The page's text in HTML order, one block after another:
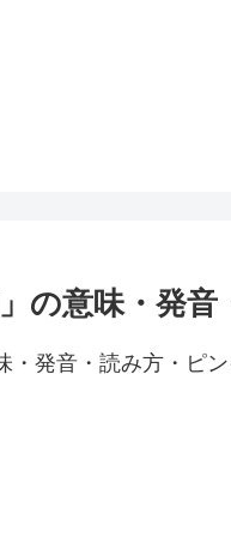
の意味・発音
・発音・読み方・ピ